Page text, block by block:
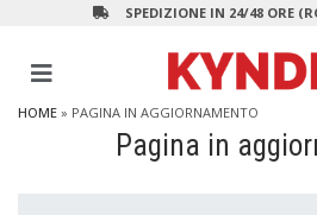
SPEDIZIONE IN 24/48 ORE
HOME » PAGINA IN AGGIORNAMENTO
Pagina in